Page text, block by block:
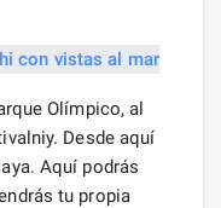
Olímpico, al
Desde aquí
Aquí podrás
tu propia